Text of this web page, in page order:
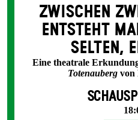
ZWISCHEN
ENT­STEHT
SELTEN,
Eine theatrale
Totenauberg von